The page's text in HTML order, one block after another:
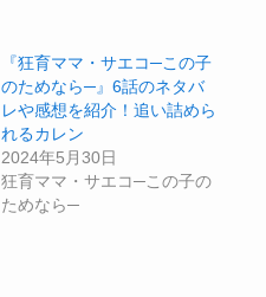
『狂育ママ・サエコ─この子
のためなら─』6話のネタバ
レや感想を紹介！追い詰めら
れるカレン
2024年5月30日
狂育ママ・サエコ─この子の
ためなら─